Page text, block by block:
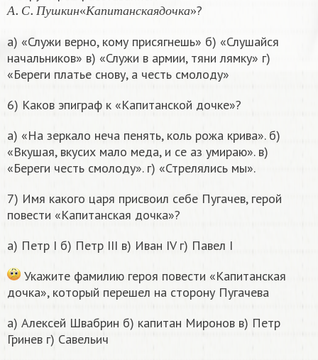
А С П у шк ин «К ап ит ан ск ая д о чк а
?
а) «Служи верно, кому присягнешь» б) «Слушайся
начальников» в) «Служи в армии, тяни лямку» г)
«Береги платье снову, а честь смолоду»
6) Каков эпиграф к «Капитанской дочке»?
а) «На зеркало неча пенять, коль рожа крива». б)
«Вкушая, вкусих мало меда, и се аз умираю». в)
«Береги честь смолоду». г) «Стрелялись мы».
7) Имя какого царя присвоил себе Пугачев, герой
повести «Капитанская дочка»?
а) Петр I б) Петр III в) Иван IV г) Павел I
Укажите фамилию героя повести «Капитанская
дочка», который перешел на сторону Пугачева
а) Алексей Швабрин б) капитан Миронов в) Петр
Гринев г) Савельич